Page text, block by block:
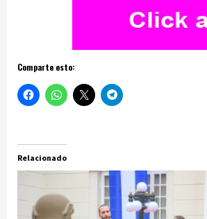
Comparte esto:
Relacionado